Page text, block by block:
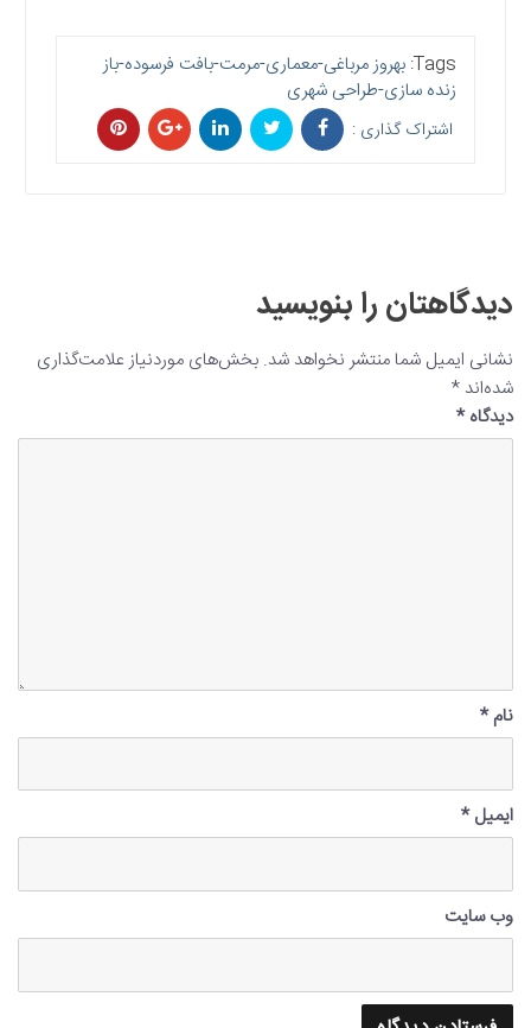
Tags: بهروز مرباغی-معماری-مرمت-بافت فرسوده-باز
زنده سازی-طراحی شهری
اشتراک گذاری :
دیدگاهتان را بنویسید
نشانی ایمیل شما منتشر نخواهد شد. بخش‌های موردنیاز علامت‌گذاری
شده‌اند *
دیدگاه*
نام*
ایمیل*
وب‌ سایت